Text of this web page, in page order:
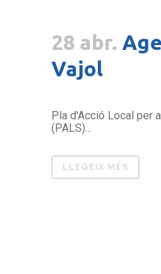
28 abr.
Vajol
Pla d'Acció Local per
(PALS)...
LLEGEIX MÉS